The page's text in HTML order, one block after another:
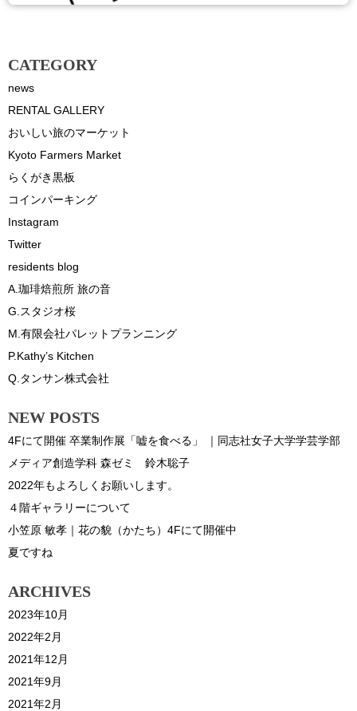
CATEGORY
news
RENTAL GALLERY
おいしい旅のマーケット
Kyoto Farmers Market
らくがき黒板
コインパーキング
Instagram
Twitter
residents blog
A.珈琲焙煎所 旅の音
G.スタジオ桜
M.有限会社パレットプランニング
P.Kathy’s Kitchen
Q.タンサン株式会社
NEW POSTS
4Fにて開催 卒業制作展「嘘を食べる」 ｜同志社女子大学学芸学部
メディア創造学科 森ゼミ 鈴木聡子
2022年もよろしくお願いします。
４階ギャラリーについて
小笠原 敏孝｜花の貌（かたち）4Fにて開催中
夏ですね
ARCHIVES
2023年10月
2022年2月
2021年12月
2021年9月
2021年2月